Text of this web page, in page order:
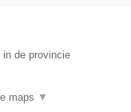
de provincie
maps ▼